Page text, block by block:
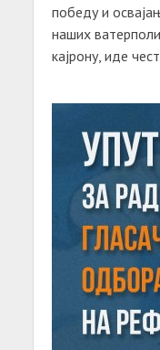
победу и
наших
кајрону, иде